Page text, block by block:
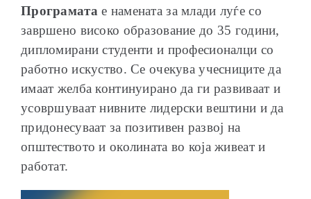
Програматае намената за млади луѓе со
завршено високо образование до 35 години,
дипломирани студенти и професионалци со
работно искуство. Се очекува учесниците да
имаат желба континуирано да ги развиваат и
усовршуваат нивните лидерски вештини и да
придонесуваат за позитивен развој на
општеството и околината во која живеат и
работат.